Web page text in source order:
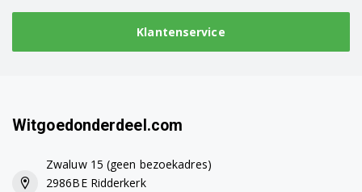
F12WM6TS1
Klantenservice
Witgoedonderdeel.com
Zwaluw 15 (geen bezoekadres)
2986BE Ridderkerk